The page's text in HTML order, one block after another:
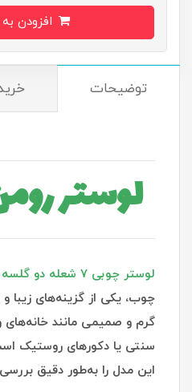
توضیحات
لوستر رومن 7
لوستر چوبی ۷ شعله دو گلسه
چوب، یکی از گزینه‌های زیبا
گرم و صمیمی مانند خانه‌های
سنتی یا دکورهای روستیک
این مدل را به‌طور دقیق